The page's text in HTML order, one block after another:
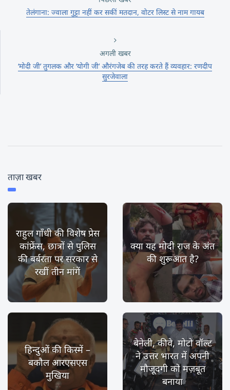
तेलंगाना: ज्वाला गुट्टा नहीं कर सकीं मतदान, वोटर लिस्ट से नाम गायब
अगली खबर
‘मोदी जी’ तुगलक और ‘योगी जी’ औरंगजेब की तरह करते हैं व्यवहार: रणदीप
सुरजेवाला
ताज़ा खबर
राहुल गाँधी की विशेष प्रेस
कांफ्रेंस, छात्रों से पुलिस
की बर्बरता पर सरकार से
रखीं तीन मांगें
क्या यह मोदी राज के अंत
की शुरूआत है?
हिन्दुओं की किस्में –
बकौल आरएसएस
मुखिया
बेनेली, कीवे, मोटो वॉल्ट
ने उत्तर भारत में अपनी
मौजूदगी को मज़बूत
बनाया